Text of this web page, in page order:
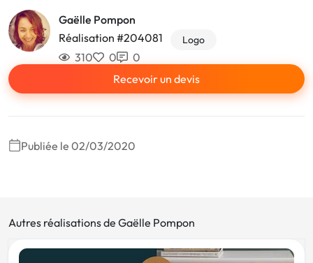
Gaëlle Pompon
Réalisation #204081
Logo
310 0
0
Recevoir un devis
Publiée le 02/03/2020
Autres réalisations de Gaëlle Pompon